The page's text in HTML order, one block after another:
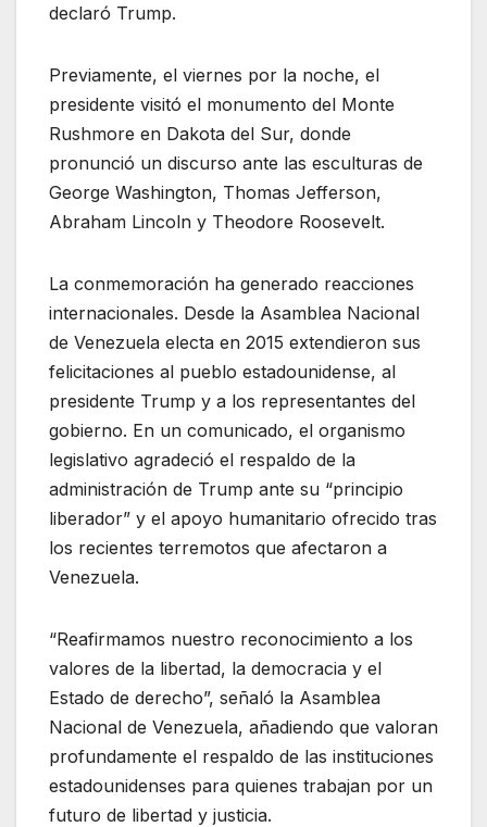
declaró Trump.
Previamente, el viernes por la noche, el
presidente visitó el monumento del Monte
Rushmore en Dakota del Sur, donde
pronunció un discurso ante las esculturas de
George Washington, Thomas Jefferson,
Abraham Lincoln y Theodore Roosevelt.
La conmemoración ha generado reacciones
internacionales. Desde la Asamblea Nacional
de Venezuela electa en 2015 extendieron sus
felicitaciones al pueblo estadounidense, al
presidente Trump y a los representantes del
gobierno. En un comunicado, el organismo
legislativo agradeció el respaldo de la
administración de Trump ante su “principio
liberador” y el apoyo humanitario ofrecido tras
los recientes terremotos que afectaron a
Venezuela.
“Reafirmamos nuestro reconocimiento a los
valores de la libertad, la democracia y el
Estado de derecho”, señaló la Asamblea
Nacional de Venezuela, añadiendo que valoran
profundamente el respaldo de las instituciones
estadounidenses para quienes trabajan por un
futuro de libertad y justicia.